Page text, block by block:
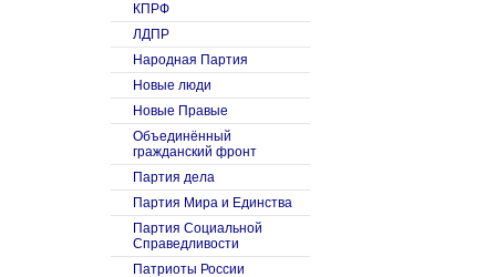
КПРФ
ЛДПР
Народная Партия
Новые люди
Новые Правые
Объединённый
гражданский фронт
Партия дела
Партия Мира и Единства
Партия Социальной
Справедливости
Патриоты России